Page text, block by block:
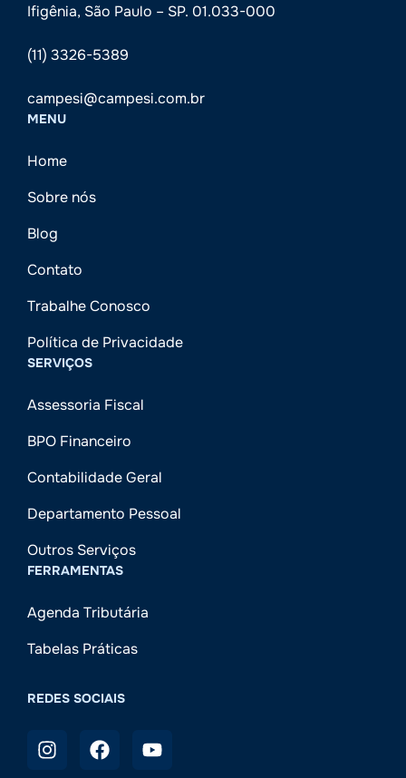
Ifigênia, São Paulo – SP. 01.033-000
(11) 3326-5389
campesi@campesi.com.br
MENU
Home
Sobre nós
Blog
Contato
Trabalhe Conosco
Política de Privacidade
SERVIÇOS
Assessoria Fiscal
BPO Financeiro
Contabilidade Geral
Departamento Pessoal
Outros Serviços
FERRAMENTAS
Agenda Tributária
Tabelas Práticas
REDES SOCIAIS